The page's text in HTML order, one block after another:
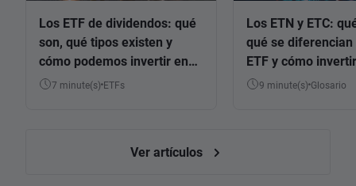
Los ETF de dividendos: qué
son, qué tipos existen y
cómo podemos invertir en
ellos7 minute(s) ETFs
Los ETN y ETC:
qué se diferencian
ETF y cómo
9 minute(s) Glosario
Ver artículos